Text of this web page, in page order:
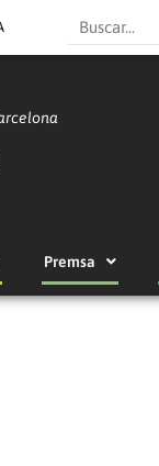
Search
Premsa